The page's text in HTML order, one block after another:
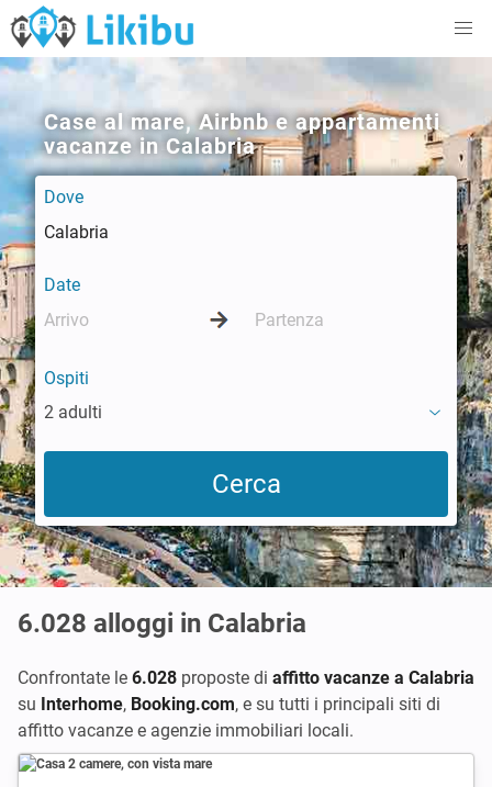
Case al mare, Airbnb e appartamenti
vacanze in Calabria
Dove
Date
Ospiti
2 adulti
6.028 alloggi in Calabria
Confrontate le 6.028 proposte di affitto vacanze a Calabria
su Interhome, Booking.com, e su tutti i principali siti di
affitto vacanze e agenzie immobiliari locali.